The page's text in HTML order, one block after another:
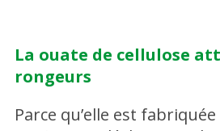
La ouate de cellulose
rongeurs
Parce qu’elle est